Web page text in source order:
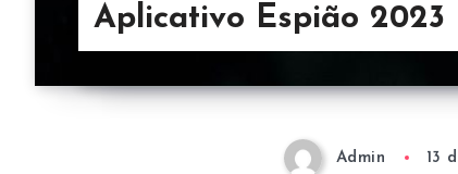
Aplicativo Espião 2023
Admin 13